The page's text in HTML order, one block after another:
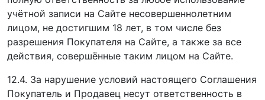
учётной записи на Сайте несовершеннолетним
лицом, не достигшим 18 лет, в том числе без
разрешения Покупателя на Сайте, а также за все
действия, совершённые таким лицом на Сайте.
12.4. За нарушение условий настоящего Соглашения
Покупатель и Продавец несут ответственность в